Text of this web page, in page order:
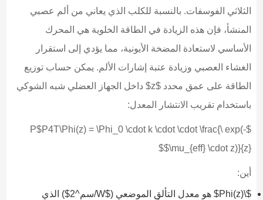
الثلاثي الفوسفات. بالنسبة للكلب الذي يعاني من ألم عصبي
المنشأ، فإن هذه الزيادة في الطاقة الخلوية هي المحرك
الأساسي لاستعادة المضخة الأيونية، مما يؤدي إلى استقرار
الغشاء العصبي وزيادة عتبة إشارات الألم. يمكن حساب توزيع
الطاقة على عمق محدد $z$ داخل الجهاز العضلي شبه الشوكي
باستخدام تقريب الانتشار المعدل:
$P$P4T\Phi(z) = \Phi_0 \cdot k \cdot \cdot \frac{\ exp(-
\mu_{eff} \cdot z)}{z}$$
أين:
$\Phi(z)$ هو معدل التألق الموضعي ($W/سم^2$) الذي